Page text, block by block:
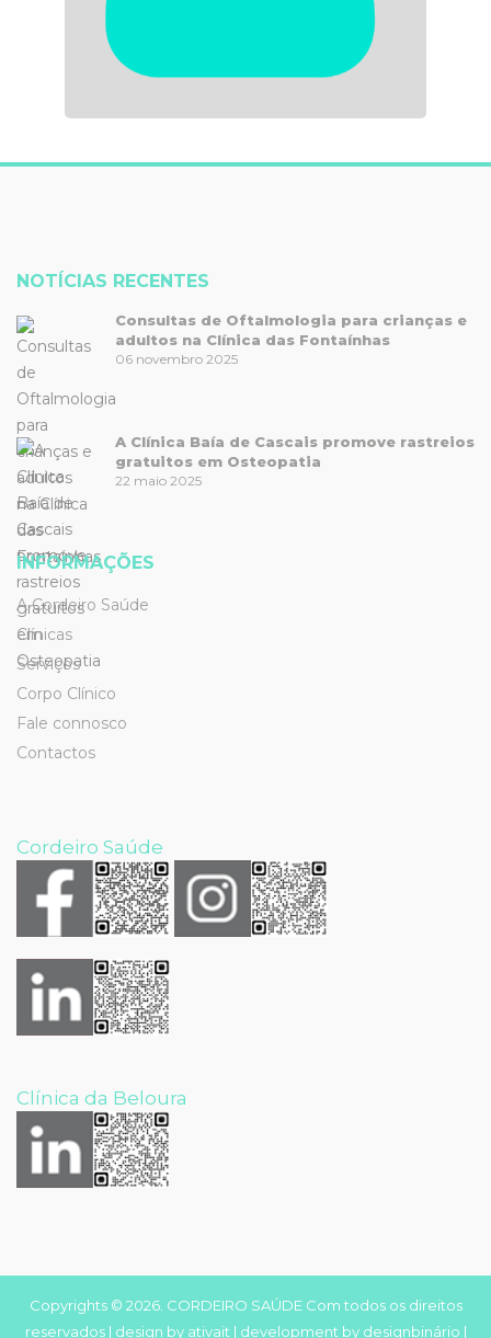
NOTÍCIAS RECENTES
Consultas de Oftalmologia para crianças e
adultos na Clínica das Fontaínhas
06 novembro 2025
A Clínica Baía de Cascais promove rastreios
gratuitos em Osteopatia
22 maio 2025
INFORMAÇÕES
A Cordeiro Saúde
Clínicas
Serviços
Corpo Clínico
Fale connosco
Contactos
Cordeiro Saúde
Clínica da Beloura
Copyrights © 2026. CORDEIRO SAÚDE Com todos os direitos
reservados | design by ativait | development by designbinário |